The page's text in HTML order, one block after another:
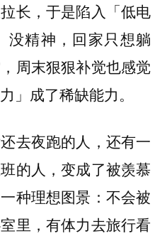
长，于是陷入「低电
没精神，回家只想躺
周末狠狠补觉也感觉
」成了稀缺能力。
去夜跑的人，还有一
的人，变成了被羡慕
种理想图景： 不会被
里，有体力去旅行看